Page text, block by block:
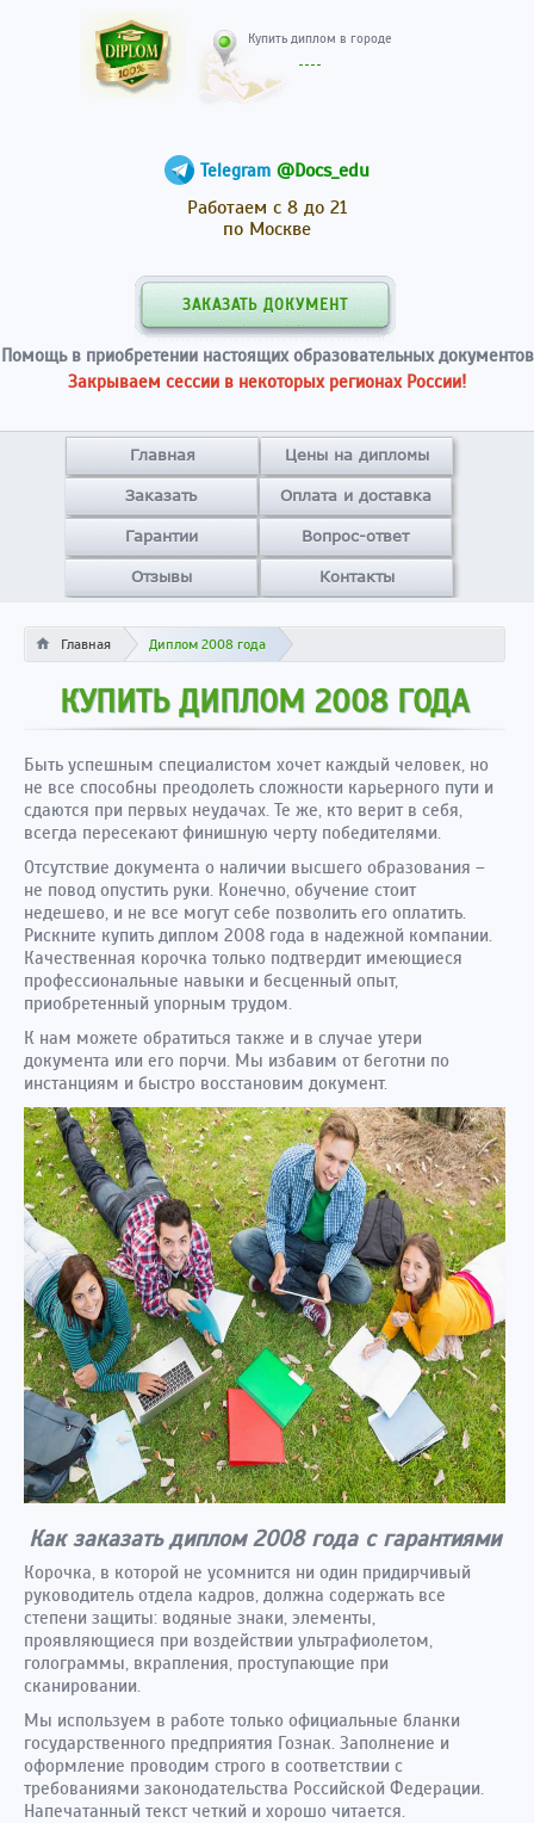
Telegram @Docs_edu
Работаем с 8 до 21
по Москве
ЗАКАЗАТЬ ДОКУМЕНТ
Помощь в приобретении настоящих образовательных документов
Закрываем сессии в некоторых регионах России!
Главная Цены на дипломы
Заказать Оплата и доставка
Гарантии Вопрос-ответ
Отзывы Контакты
Главная Диплом 2008 года
КУПИТЬ ДИПЛОМ 2008 ГОДА
Быть успешным специалистом хочет каждый человек, но
не все способны преодолеть сложности карьерного пути и
сдаются при первых неудачах. Те же, кто верит в себя,
всегда пересекают финишную черту победителями.
Отсутствие документа о наличии высшего образования –
не повод опустить руки. Конечно, обучение стоит
недешево, и не все могут себе позволить его оплатить.
Рискните купить диплом 2008 года в надежной компании.
Качественная корочка только подтвердит имеющиеся
профессиональные навыки и бесценный опыт,
приобретенный упорным трудом.
К нам можете обратиться также и в случае утери
документа или его порчи. Мы избавим от беготни по
инстанциям и быстро восстановим документ.
Как заказать диплом 2008 года с гарантиями
Корочка, в которой не усомнится ни один придирчивый
руководитель отдела кадров, должна содержать все
степени защиты: водяные знаки, элементы,
проявляющиеся при воздействии ультрафиолетом,
голограммы, вкрапления, проступающие при
сканировании.
Мы используем в работе только официальные бланки
государственного предприятия Гознак. Заполнение и
оформление проводим строго в соответствии с
требованиями законодательства Российской Федерации.
Напечатанный текст четкий и хорошо читается.